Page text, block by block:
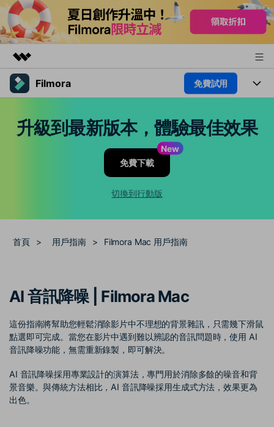
精選產品
實用工具
總覽
支援
Filmora 免費試用
文字
速生成相似風格影片
100 點兌積分
部落格
幫助中心
聯絡我們
我們隨時為您提供協助
案例分享
如何用 Filmora 做出影響力
聯盟計劃 企業服務
幫助中心
立即購買
搜尋
升級到最新版本，體驗最佳效果
New
免費下載
切換到行動版
首頁 > 用戶指南 > Filmora Mac 用戶指南
AI 音訊降噪 | Filmora Mac
這份指南將幫助您輕鬆消除影片中不理想的背景雜訊，只需幾下滑鼠
點選即可完成。當您在影片中遇到難以辨認的音訊問題時，使用 AI
音訊降噪功能，無需重新錄製，即可解決。
AI 音訊降噪採用專業設計的演算法，專門用於消除多餘的噪音和背
景音樂。與傳統方法相比，AI 音訊降噪採用生成式方法，效果更為
出色。